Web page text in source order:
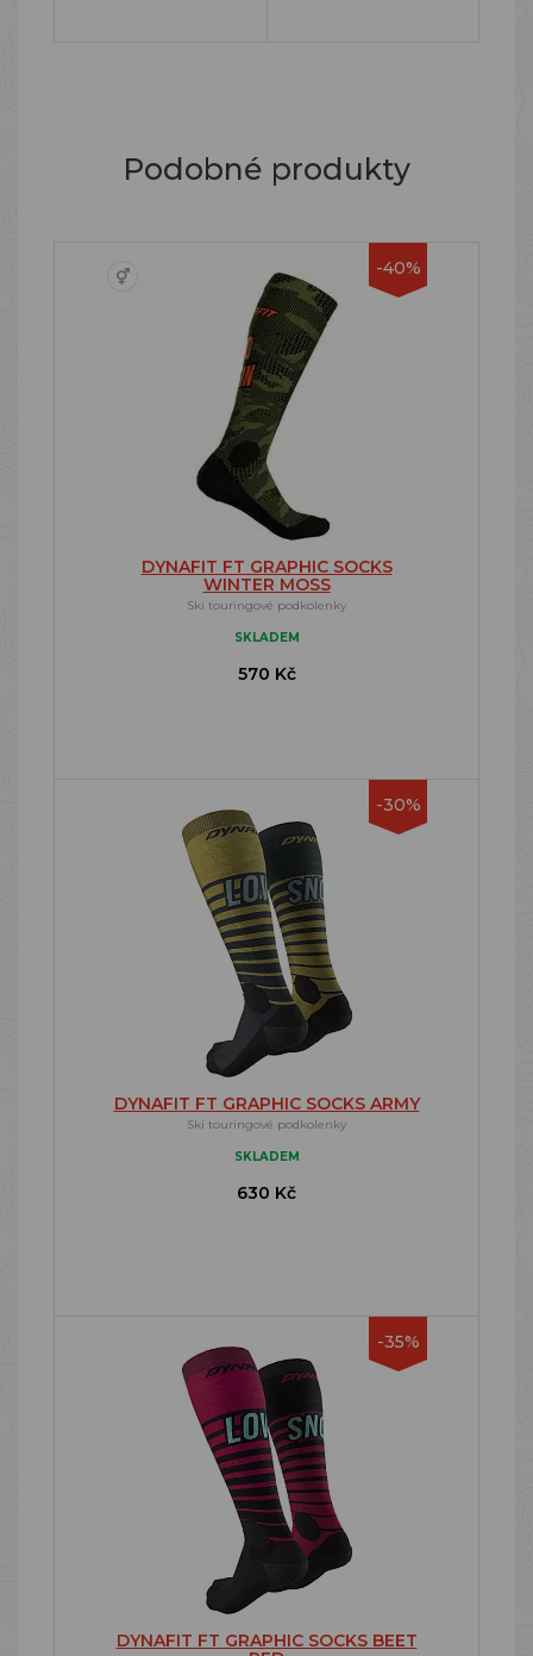
Podobné produkty
-40%
DYNAFIT FT GRAPHIC SOCKS
WINTER MOSS
Ski touringové podkolenky
SKLADEM
570 Kč
-30%
DYNAFIT FT GRAPHIC SOCKS ARMY
Ski touringové podkolenky
SKLADEM
630 Kč
-35%
DYNAFIT FT GRAPHIC SOCKS BEET